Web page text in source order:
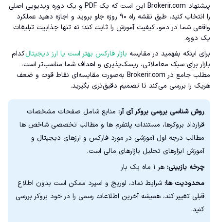
پیشنهاد Brokerir.com این است که یک PDF و یک دوره ویدیویی اصلی
را انتخاب کنید، طبق نقشه راه ۹۰ روزه جلو بروید و اجازه دهید عملکرد
واقعی شما در دمو، کیفیت آموزش را ثابت کند؛ نه تنها جذابیت تبلیغات
یک دوره.
برای اینکه بفهمید در مقایسه بازار فارکس بهتر است یا ارز دیجیتالکدام
بازار برای سبک معاملاتی، ریسک‌پذیری و اهداف شما مناسب‌تر است،
مطلب جامع در Brokerir.com به‌صورت مقایسه‌ای نقاط قوت و ضعف
هریک را بررسی می‌کند تا تصمیم دقیق‌تری بگیرید.
روش شناسی بررسی بروکر آی آر: منابع شامل صفحات مشخصات
قرارداد بروکرها، مستندات پلتفرم ها و مطالب تخصصی شاخص ها
مطالب درجه اول آموزشی در مورد فارکس و ارزهای دیجیتال و
آموزش ابزارهای تحلیل بازارهای مالی است.
چرخه بازبینی: هر ۱ ماه یک بار
محدودیت ها: شرایط نماد، لوریج و اسپرد ممکن است بدون اطلاع
قبلی تغییر کند، همیشه آخرین اطلاعات رسمی را در خود بروکر بررسی
کنید.